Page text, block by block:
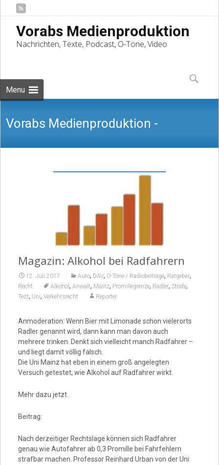
Vorabs Medienproduktion
Nachrichten, Texte, Podcast, O-Töne, Video
Menu
to
content
Suchen
nach:
Vorabs Medienproduktion -
Nachrichten, Texte, Podcast, O-Töne,
Magazin: Alkohol bei Radfahrern
12. Juli 2017 Auto, DAV, O-Töne / Radiobeiträge, Ratgeber,
Recht Alkohol , Anwalt, Mainz, Promillegrenze, Radler, Strafe,
Test, Uni, Verkehrsrecht Reporter
Anmoderation: Wenn Bier mit Limonade schon vielerorts
Radler genannt wird, dann kann man davon auch
mehrere trinken. Denkt sich vielleicht manch Radfahrer –
und liegt damit völlig falsch.
Die Uni Mainz hat eben in einem groß angelegten
Versuch getestet, wie Alkohol auf Radfahrer wirkt.
Mehr dazu jetzt.
Beitrag:
Nach derzeitiger Rechtslage können sich Radfahrer
genau wie Autofahrer ab 0,3 Promille bei Fahrfehlern
strafbar machen. Professor Reinhard Urban von der Uni